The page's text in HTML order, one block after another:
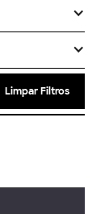
Limpar Filtros